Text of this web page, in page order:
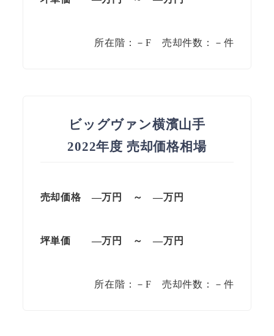
所在階：－F 売却件数：－件
ビッグヴァン横濱山手
2022年度 売却価格相場
売却価格 —万円 ～—万円
坪単価 —万円 ～—万円
所在階：－F 売却件数：－件